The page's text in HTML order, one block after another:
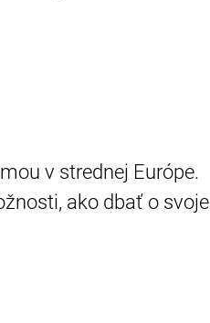
v strednej Európe.
ako dbať o svoje